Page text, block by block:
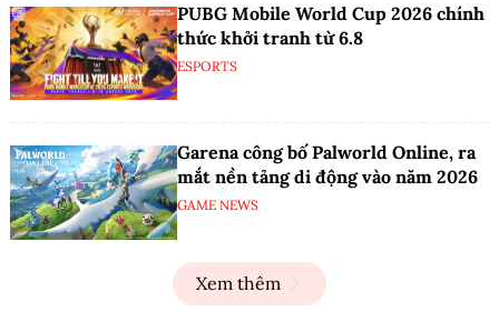
PUBG Mobile World Cup 2026 chính
thức khởi tranh từ 6.8
ESPORTS
Garena công bố Palworld Online, ra
mắt nền tảng di động vào năm 2026
GAME NEWS
Xem thêm